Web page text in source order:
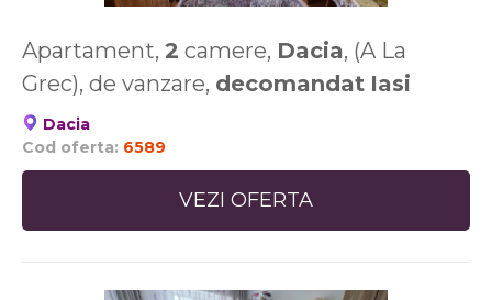
Apartament, 2 camere, Dacia, (A La
Grec), de vanzare, decomandat Iasi
Dacia
Cod oferta: 6589
VEZI OFERTA